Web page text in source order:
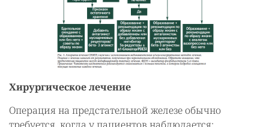
Хирургическое лечение
Операция на предстательной железе обычно